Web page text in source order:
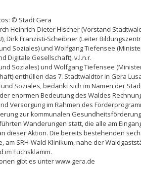
© Stadt Gera
Heinrich-Dieter Hischer (Vorstand
Dirk Franzisti-Scheibner (Leiter
Soziales) und Wolfgang Tiefensee
Digitale Gesellschaft), v.l.n.r.
Soziales) und Wolfgang Tiefensee
enthüllen das 7. Stadtwaldtor in Gera
Soziales, bedankt sich im Namen der
enormen Bedeutung des Waldes
Versorgung im Rahmen des
zur kommunalen
Wanderungen statt, die alle am
dieser Aktion. Die bereits bestehenden
am SRH-Wald-Klinikum, nahe der
im Fuchsklamm.
gibt es unter www.gera.de